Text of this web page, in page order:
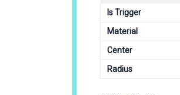
Is Trigger
Material
Center
Radius